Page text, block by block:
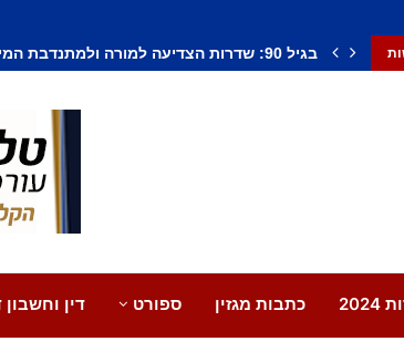
חשד לחיסול בנתיבות: אדם נורה למוות, צעיר
כתבות מגזין ספורט דין וחשבון